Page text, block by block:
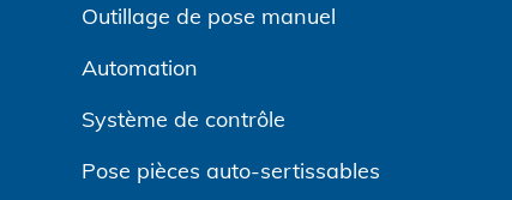
Outillage de pose manuel
Automation
Système de contrôle
Pose pièces auto-sertissables